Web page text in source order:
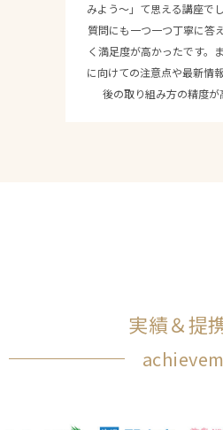
みよう〜」て思える講座で
質問にも一つ一つ丁寧に答
く満足度が高かったです。
に向けての注意点や最新情
後の取り組み方の精度が
実績＆提